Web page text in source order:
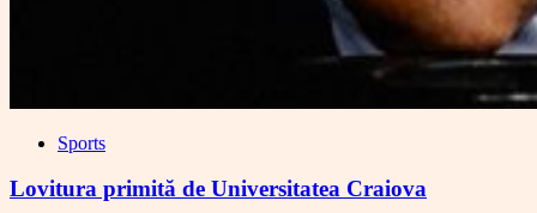
Sports
Lovitura primită de Universitatea Craiova